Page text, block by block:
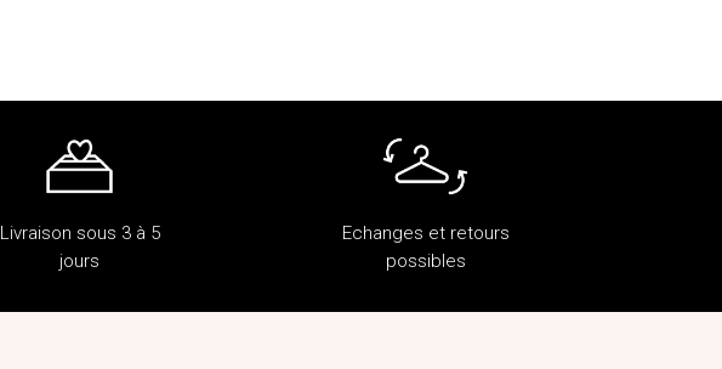
Livraison sous 3 à 5
jours
Echanges et retours
possibles